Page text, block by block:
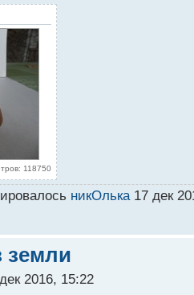
118750
никОлька17 дек
земли
2016, 15:22